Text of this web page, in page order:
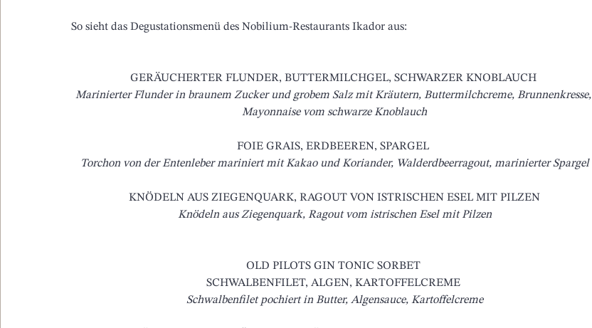
So sieht das Degustationsmenü des Nobilium-Restaurants Ikador aus:
GERÄUCHERTER FLUNDER, BUTTERMILCHGEL, SCHWARZER KNOBLAUCH
Marinierter Flunder in braunem Zucker und grobem Salz mit Kräutern, Buttermilchcreme, Brunnenkresse,
Mayonnaise vom schwarze Knoblauch
FOIE GRAIS, ERDBEEREN, SPARGEL
Torchon von der Entenleber mariniert mit Kakao und Koriander, Walderdbeerragout, marinierter Spargel
KNÖDELN AUS ZIEGENQUARK, RAGOUT VON ISTRISCHEN ESEL MIT PILZEN
Knödeln aus Ziegenquark, Ragout vom istrischen Esel mit Pilzen
OLD PILOTS GIN TONIC SORBET
SCHWALBENFILET, ALGEN, KARTOFFELCREME
Schwalbenfilet pochiert in Butter, Algensauce, Kartoffelcreme